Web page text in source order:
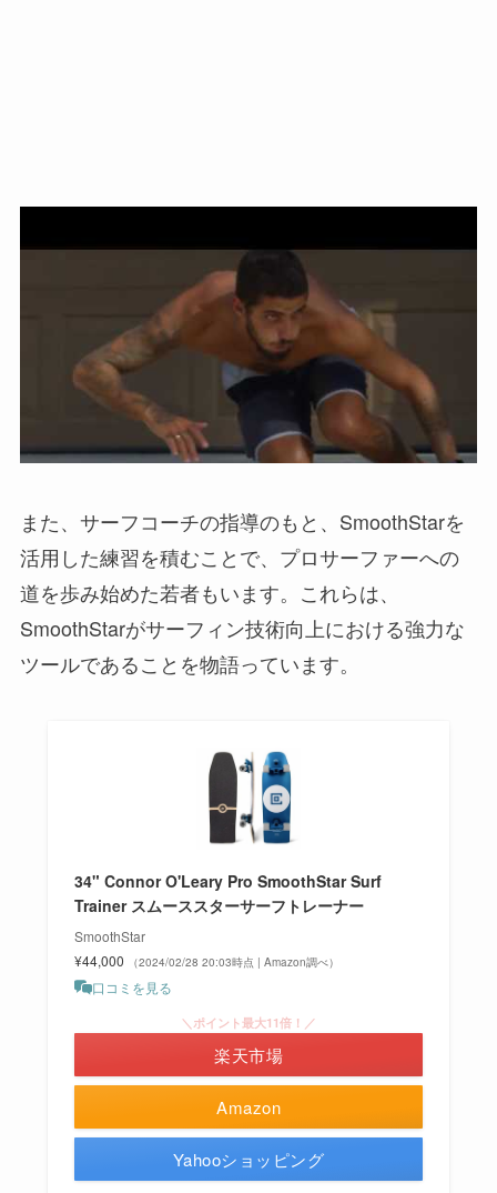
また、サーフコーチの指導のもと、SmoothStarを
活用した練習を積むことで、プロサーファーへの
道を歩み始めた若者もいます。これらは、
SmoothStarがサーフィン技術向上における強力な
ツールであることを物語っています。
34" Connor O'Leary Pro SmoothStar Surf
Trainer スムーススターサーフトレーナー
SmoothStar
¥44,000
（2024/02/28 20:03時点 | Amazon調べ）
口コミを見る
Amazon
＼ポイント最大11倍！／
楽天市場
Yahooショッピング